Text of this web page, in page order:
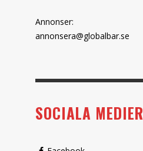
Annonser:
annonsera@globalbar.se
SOCIALA MEDIER